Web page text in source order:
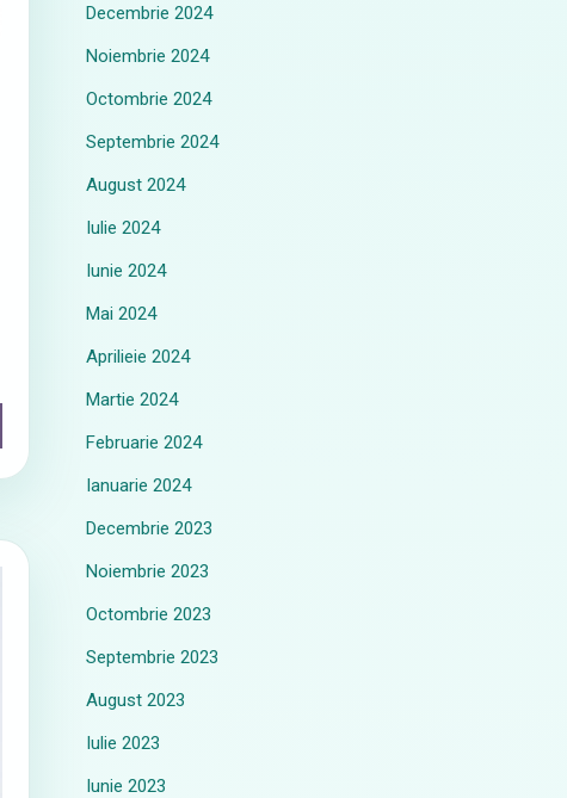
Decembrie 2024
Noiembrie 2024
Octombrie 2024
Septembrie 2024
August 2024
Iulie 2024
Iunie 2024
Mai 2024
Aprilieie 2024
Martie 2024
Februarie 2024
Ianuarie 2024
Decembrie 2023
Noiembrie 2023
Octombrie 2023
Septembrie 2023
August 2023
Iulie 2023
Iunie 2023